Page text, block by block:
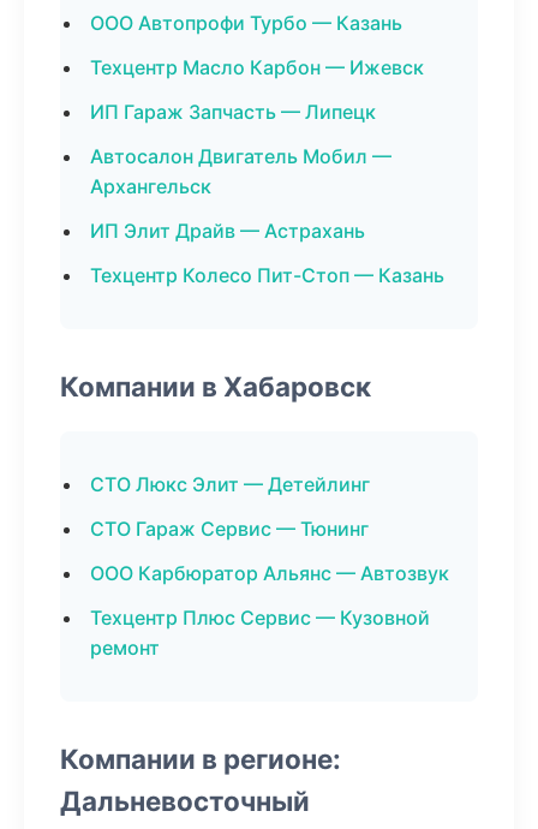
ООО Автопрофи Турбо — Казань
Техцентр Масло Карбон — Ижевск
ИП Гараж Запчасть — Липецк
Автосалон Двигатель Мобил —
Архангельск
ИП Элит Драйв — Астрахань
Техцентр Колесо Пит-Стоп — Казань
Компании в Хабаровск
СТО Люкс Элит — Детейлинг
СТО Гараж Сервис — Тюнинг
ООО Карбюратор Альянс — Автозвук
Техцентр Плюс Сервис — Кузовной
ремонт
Компании в регионе:
Дальневосточный